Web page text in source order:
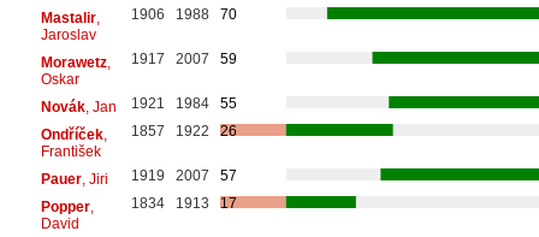
Mastalir,
Jaroslav
1906 1988 70
Morawetz,
Oskar
1917 2007 59
Novák, Jan 1921 1984
55
Ondříček,
František
1857 1922 26
Pauer, Jiri 1919 2007
57
Popper,
David
1834 1913 17